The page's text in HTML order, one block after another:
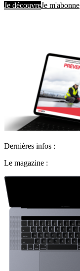
Je découvreJe m'abonne
Dernières infos :
Le magazine :